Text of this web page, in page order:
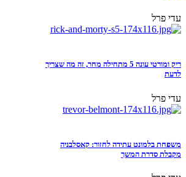
עדי פרל
ריק ומורטי עונה 5 מתחילה מחר, זה מה שצריך
לדעת
עדי פרל
משפחת בלמונט עתידה לחזור: קאסלבניה
מקבלת סדרת המשך